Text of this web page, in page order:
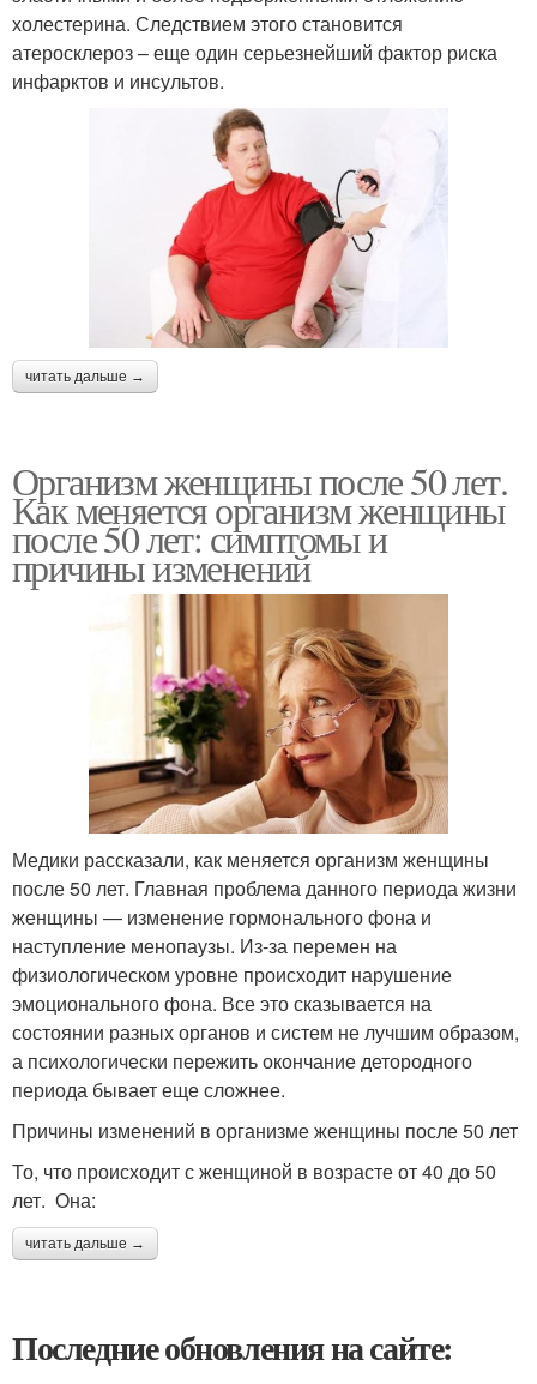
холестерина. Следствием этого становится
атеросклероз – еще один серьезнейший фактор риска
инфарктов и инсультов.
читать дальше →
Организм женщины после 50 лет.
Как меняется организм женщины
после 50 лет: симптомы и
причины изменений
Медики рассказали, как меняется организм женщины
после 50 лет. Главная проблема данного периода жизни
женщины — изменение гормонального фона и
наступление менопаузы. Из-за перемен на
физиологическом уровне происходит нарушение
эмоционального фона. Все это сказывается на
состоянии разных органов и систем не лучшим образом,
а психологически пережить окончание детородного
периода бывает еще сложнее.
Причины изменений в организме женщины после 50 лет
То, что происходит с женщиной в возрасте от 40 до 50
лет. Она:
читать дальше →
Последние обновления на сайте: